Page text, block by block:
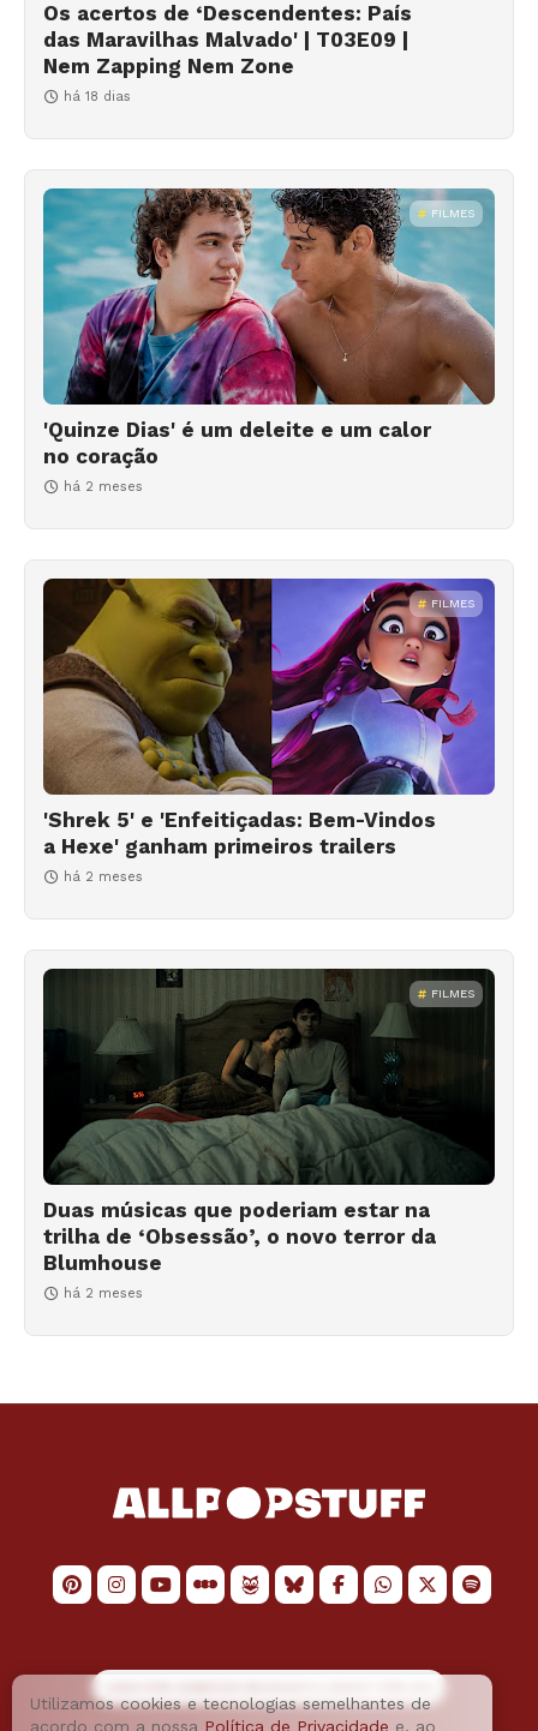
Os acertos de ‘Descendentes: País
das Maravilhas Malvado' | T03E09 |
Nem Zapping Nem Zone
há 18 dias
FILMES
'Quinze Dias' é um deleite e um calor
no coração
há 2 meses
FILMES
'Shrek 5' e 'Enfeitiçadas: Bem-Vindos
a Hexe' ganham primeiros trailers
há 2 meses
FILMES
Duas músicas que poderiam estar na
trilha de ‘Obsessão’, o novo terror da
Blumhouse
há 2 meses
Utilizamos cookies e tecnologias semelhantes de
acordo com a nossa Política de Privacidade e, ao